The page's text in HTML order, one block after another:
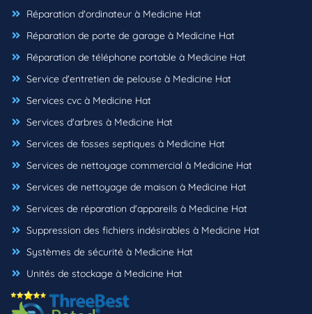
Réparation d'ordinateur à Medicine Hat
Réparation de porte de garage à Medicine Hat
Réparation de téléphone portable à Medicine Hat
Service d'entretien de pelouse à Medicine Hat
Services cvc à Medicine Hat
Services d'arbres à Medicine Hat
Services de fosses septiques à Medicine Hat
Services de nettoyage commercial à Medicine Hat
Services de nettoyage de maison à Medicine Hat
Services de réparation d'appareils à Medicine Hat
Suppression des fichiers indésirables à Medicine Hat
Systèmes de sécurité à Medicine Hat
Unités de stockage à Medicine Hat